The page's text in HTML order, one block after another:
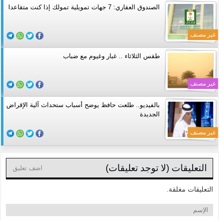
غير مصنف
الصندوق العقاري: 7 جهات تمويلية تمولك إذا كنت متقاعدا
غير مصنف
طقس الثلاثاء .. غبار وغيوم مع ضباب
غير مصنف
بالفيديو.. طلعت حافظ يوضح أسباب ستحداث آلية الإقراض
الجديدة
التعليقات (لا توجد تعليقات) اضف تعليق
التعليقات مغلقة.